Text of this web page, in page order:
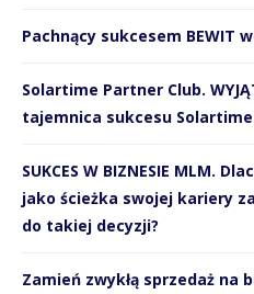
Pachnący sukcesem BEWIT
Solartime Partner Club.
tajemnica sukcesu Solartime
SUKCES W BIZNESIE MLM.
jako ścieżka swojej kariery
do takiej decyzji?
Zamień zwykłą sprzedaż na